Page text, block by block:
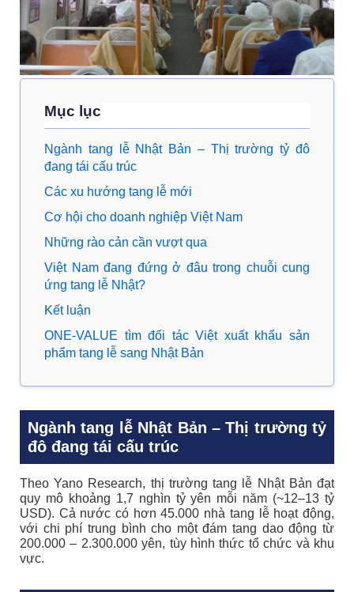
Mục lục
Ngành tang lễ Nhật Bản – Thị trường tỷ đô
đang tái cấu trúc
Các xu hướng tang lễ mới
Cơ hội cho doanh nghiệp Việt Nam
Những rào cản cần vượt qua
Việt Nam đang đứng ở đâu trong chuỗi cung
ứng tang lễ Nhật?
Kết luận
ONE-VALUE tìm đối tác Việt xuất khẩu sản
phẩm tang lễ sang Nhật Bản
Ngành tang lễ Nhật Bản – Thị trường tỷ
đô đang tái cấu trúc
Theo Yano Research, thị trường tang lễ Nhật Bản đạt
quy mô khoảng 1,7 nghìn tỷ yên mỗi năm (~12–13 tỷ
USD). Cả nước có hơn 45.000 nhà tang lễ hoạt động,
với chi phí trung bình cho một đám tang dao động từ
200.000 – 2.300.000 yên, tùy hình thức tổ chức và khu
vực.